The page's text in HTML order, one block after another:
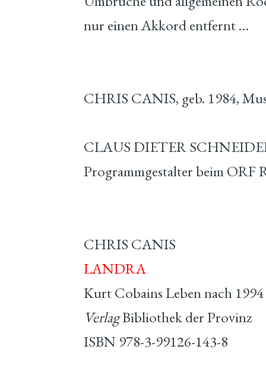
nur einen Akkord entfernt …
CHRIS CANIS, geb. 1984,
CLAUS DIETER
Programmgestalter beim ORF
CHRIS CANIS
LANDRA
Kurt Cobains Leben nach 1994
VerlagBibliothek der Provinz
ISBN 978-3-99126-143-8